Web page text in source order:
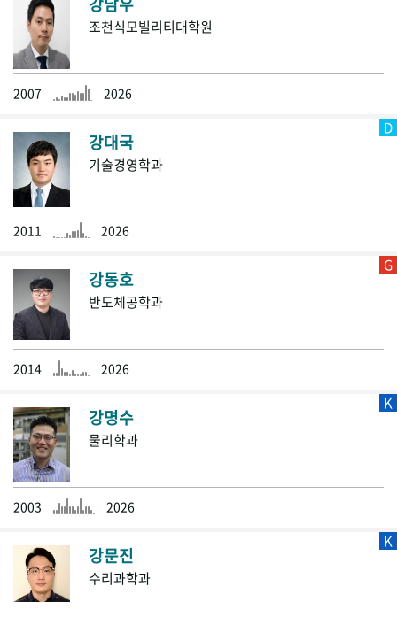
조천식모빌리티대학원
2007 2026
강대국
기술경영학과
2011 2026
D
강동호
반도체공학과
2014 2026
G
강명수
물리학과
2003 2026
K
강문진
수리과학과
K